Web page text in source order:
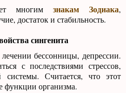
многимзнакам Зодиака,
достаток и стабильность.
сингенита
бессонницы, депрессии.
с последствиями стрессов,
системы. Считается, что этот
функции организма.